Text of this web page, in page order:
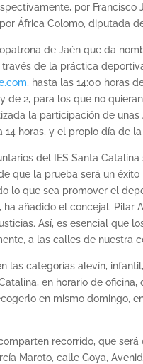
por
África Colomo, diputada
de Jaén que da
de la práctica
, hasta las 14:00 horas
2, para los que no
la participación de
horas, y el propio día de
del IES Santa
que la prueba será un
lo que sea promover el
añadido el concejal. Pilar
Así, es esencial que
a las calles de nuestra
categorías alevín,
en horario de
en mismo domingo,
recorrido, que
Maroto, calle Goya,